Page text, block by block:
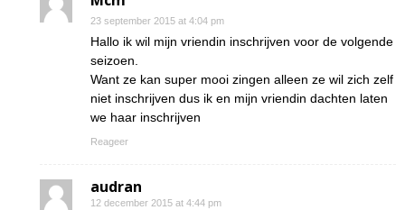
23 september 2015 at 4:04 pm
Hallo ik wil mijn vriendin inschrijven voor de volgende
seizoen.
Want ze kan super mooi zingen alleen ze wil zich zelf
niet inschrijven dus ik en mijn vriendin dachten laten
we haar inschrijven
Reageer
audran
12 december 2015 at 4:44 pm